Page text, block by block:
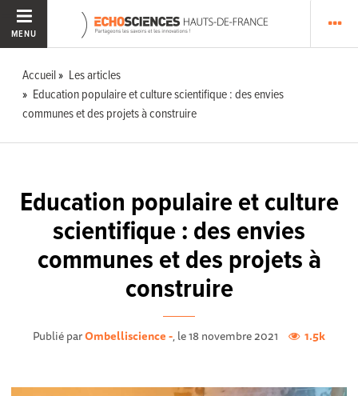
MENU
Accueil
Les articles
Education populaire et culture scientifique : des envies
communes et des projets à construire
Education populaire et culture
scientifique : des envies
communes et des projets à
construire
Publié parOmbelliscience -, le 18 novembre 2021 1.5k